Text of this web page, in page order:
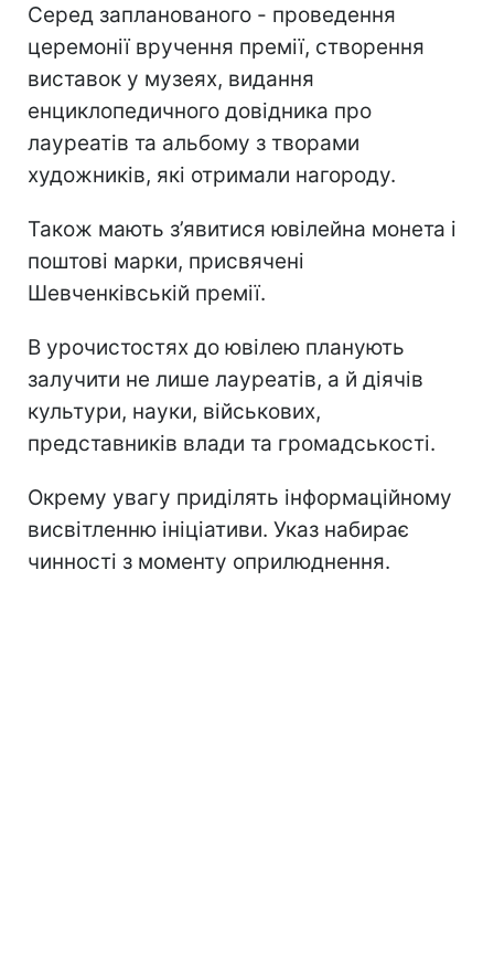
Серед запланованого - проведення
церемонії вручення премії, створення
виставок у музеях, видання
енциклопедичного довідника про
лауреатів та альбому з творами
художників, які отримали нагороду.
Також мають з’явитися ювілейна монета і
поштові марки, присвячені
Шевченківській премії.
В урочистостях до ювілею планують
залучити не лише лауреатів, а й діячів
культури, науки, військових,
представників влади та громадськості.
Окрему увагу приділять інформаційному
висвітленню ініціативи. Указ набирає
чинності з моменту оприлюднення.